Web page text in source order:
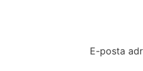
E-posta